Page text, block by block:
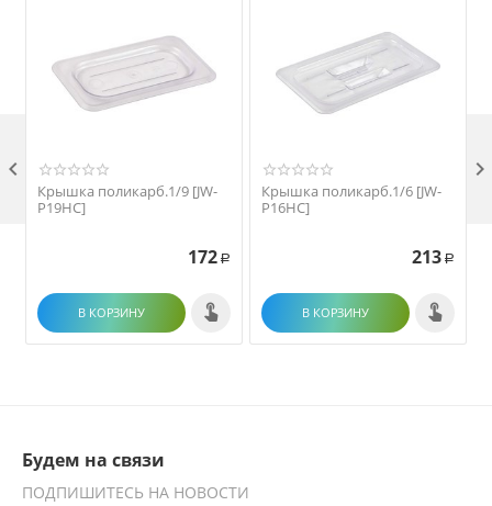
Крышка поликарб.1/9 [JW-
P19HC]
172 Р
В КОРЗИНУ
Крышка поликарб.1/6 [JW-
P16HC]
213 Р
В КОРЗИНУ
 
Будем на связи
ПОДПИШИТЕСЬ НА НОВОСТИ